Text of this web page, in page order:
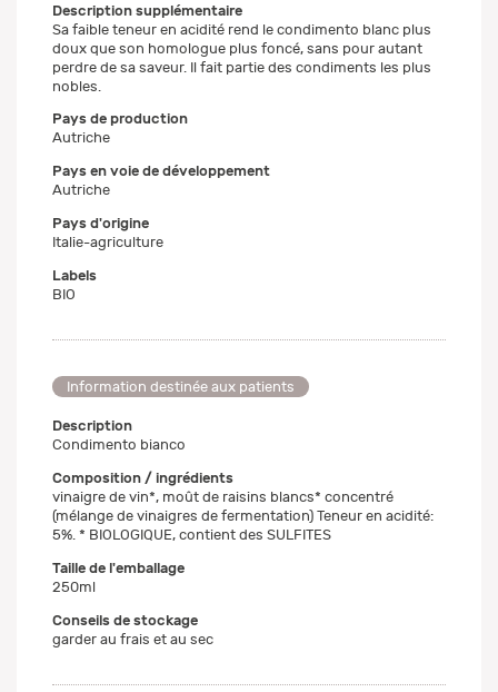
Description supplémentaire
Sa faible teneur en acidité rend le condimento blanc plus
doux que son homologue plus foncé, sans pour autant
perdre de sa saveur. Il fait partie des condiments les plus
nobles.
Pays de production
Autriche
Pays en voie de développement
Autriche
Pays d'origine
Italie-agriculture
Labels
BIO
Information destinée aux patients
Description
Condimento bianco
Composition / ingrédients
vinaigre de vin*, moût de raisins blancs* concentré
(mélange de vinaigres de fermentation) Teneur en acidité:
5%. * BIOLOGIQUE, contient des SULFITES
Taille de l'emballage
250ml
Conseils de stockage
garder au frais et au sec